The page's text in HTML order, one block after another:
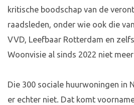
kritische boodschap van de
raadsleden, onder wie ook die
VVD, Leefbaar Rotterdam en
Woonvisie al sinds 2022 niet
Die 300 sociale huurwoningen in
er echter niet. Dat komt